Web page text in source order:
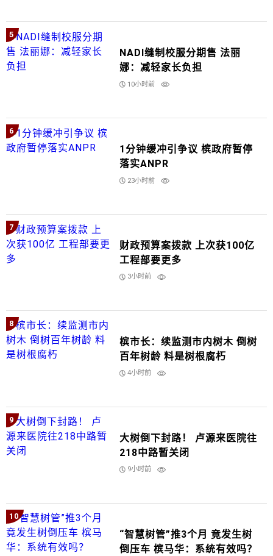
5
NADI缝制校服分期售 法丽
娜：减轻家长负担
10小时前
6
1分钟缓冲引争议 槟政府暂停
落实ANPR
23小时前
7
财政预算案拨款 上次获100亿
工程部要更多
3小时前
8
槟市长：续监测市内树木 倒树
百年树龄 料是树根腐朽
4小时前
9
大树倒下封路！ 卢源来医院往
218中路暂关闭
9小时前
10
“智慧树管”推3个月 竟发生树
倒压车 槟马华：系统有效吗？